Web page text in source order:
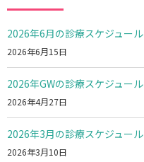
2026年6月の診療スケジュール
2026年6月15日
2026年GWの診療スケジュール
2026年4月27日
2026年3月の診療スケジュール
2026年3月10日